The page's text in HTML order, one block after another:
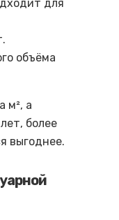
для
объёма
м², а
более
выгоднее.